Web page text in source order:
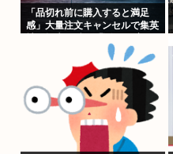
「品切れ前に購入すると満足
感」大量注文キャンセルで集英
た疑いで32歳女を逮捕